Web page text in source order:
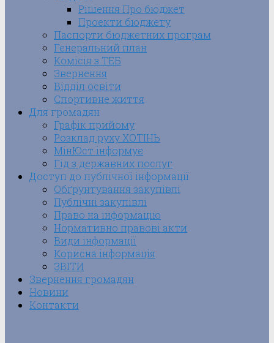
Рішення Про бюджет
Проекти бюджету
Паспорти бюджетних програм
Генеральний план
Комісія з ТЕБ
Звернення
Відділ освіти
Спортивне життя
Для громадян
Графік прийому
Розклад руху ХОТІНЬ
МінЮст інформує
Гід з державних послуг
Доступ до публічної інформації
Обґрунтування закупівлі
Публічні закупівлі
Право на інформацію
Нормативно правові акти
Види інформації
Корисна інформація
ЗВІТИ
Звернення громадян
Новини
Контакти